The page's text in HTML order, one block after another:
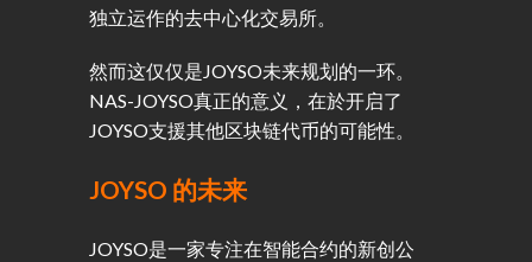
独立运作的去中心化交易所。
然而这仅仅是JOYSO未来规划的一环。
NAS-JOYSO真正的意义，在於开启了
JOYSO支援其他区块链代币的可能性。
JOYSO 的未来
JOYSO是一家专注在智能合约的新创公